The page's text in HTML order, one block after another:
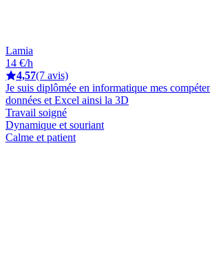
Lamia
14 €/h
4,57(7 avis)
Je suis diplômée en informatique mes
données et Excel ainsi la 3D
Travail soigné
Dynamique et souriant
Calme et patient